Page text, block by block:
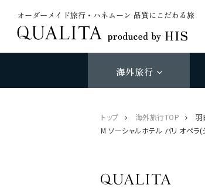
オーダーメイド旅行・ハネムーン 品質にこだわる旅
海外旅行
トップ 海外旅行TOP
羽
M ソーシャルホテル パリ オペラ